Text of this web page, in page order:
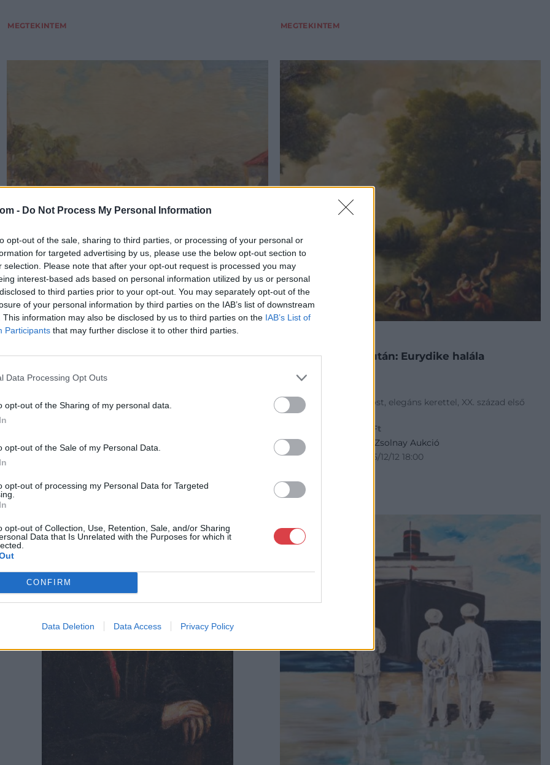
- Do Not Process My Personal Information
opt-out of the sale, sharing to third parties, or processing of your personal or
for targeted advertising by us, please use the below opt-out section to
selection. Please note that after your opt-out request is processed you may
interest-based ads based on personal information utilized by us or personal
to third parties prior to your opt-out. You may separately opt-out of the
of your personal information by third parties on the IAB’s list of downstream
This information may also be disclosed by us to third parties on the IAB’s List of
Participants that may further disclose it to other third parties.
Data Processing Opt Outs
opt-out of the Sharing of my personal data.
opt-out of the Sale of my Personal Data.
opt-out of processing my Personal Data for Targeted
opt-out of Collection, Use, Retention, Sale, and/or Sharing
Data that Is Unrelated with the Purposes for which it
CONFIRM
Data Deletion Data Access Privacy Policy
MEGTEKINTEM MEGTEKINTEM
FESTMÉNY, GRAFIKA
Gyertyáni Németh Gyula (1892-1946):
60 x 80 cm, Olaj, vászon, jelezve jobbra lenn, XX. század első
Aukció:Karácsonyi és Zsolnay Aukció
id. Markó Károly után: Eurydike halála
35 x 49,5 cm, Olaj, farost, elegáns kerettel, XX. század első
fele
Ft
Aukció:
Karácsonyi és Zsolnay Aukció
Aukció időpontja: 2025/12/12 18:00
MEGTEKINTEM